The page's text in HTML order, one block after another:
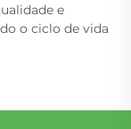
e
o ciclo de vida